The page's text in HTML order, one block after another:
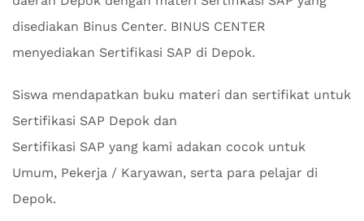
disediakan Binus Center. BINUS CENTER
menyediakan Sertifikasi SAP di Depok.
Siswa mendapatkan buku materi dan sertifikat untuk
Sertifikasi SAP Depok dan
Sertifikasi SAP yang kami adakan cocok untuk
Umum, Pekerja / Karyawan, serta para pelajar di
Depok.